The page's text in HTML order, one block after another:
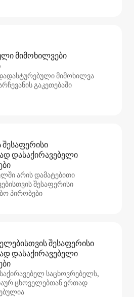
მიმოხილვები
დადასტურებული მიმოხილვა
გაკეთებაში
შესაფერისი
დასაქირავებელი
არის დამატებითი
შესაფერისი
პირობები
შესაფერისი
დასაქირავებელი
საცხოვრებელს,
ცხოველებთან ერთად